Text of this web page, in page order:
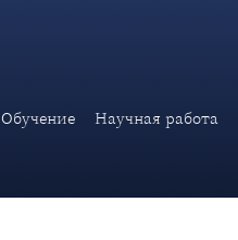
Обучение Научная работа